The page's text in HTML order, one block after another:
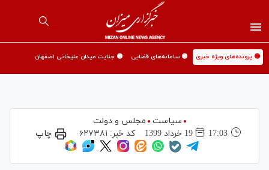
🟡 پرونده‌های ویژه خبری 🟡 سامانه‌های قضایی 🟡 جنایت میدان علیخانی اصفهان
سیاست
مجلس و دولت
17:03
19 خرداد 1399 کد خبر: ۶۲۷۳۸۱ چاپ